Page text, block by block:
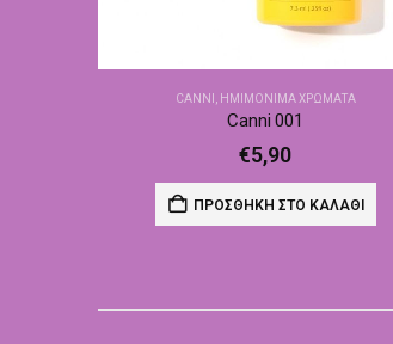
CANNI , ΗΜΙΜΌΝΙΜΑ ΧΡΏΜΑΤΑ
Canni 001
€5,90
ΠΡΟΣΘΉΚΗ ΣΤΟ ΚΑΛΆΘΙ